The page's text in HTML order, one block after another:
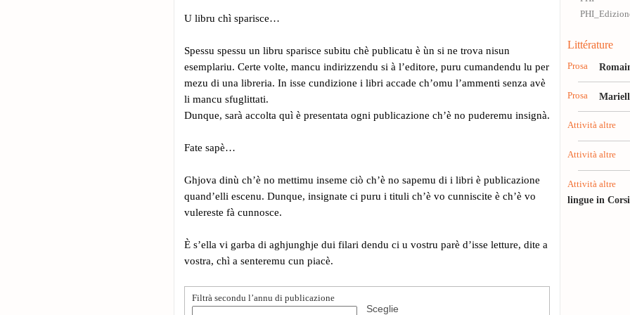
U libru chì sparisce…
Spessu spessu un libru sparisce subitu chè publicatu è ùn si ne trova nisun
esemplariu. Certe volte, mancu indirizzendu si à l’editore, puru cumandendu lu per
mezu di una libreria. In isse cundizione i libri accade ch’omu l’ammenti senza avè
li mancu sfuglittati.
Dunque, sarà accolta quì è presentata ogni publicazione ch’è no puderemu insignà.
Fate sapè…
Ghjova dinù ch’è no mettimu inseme ciò ch’è no sapemu di i libri è publicazione
quand’elli escenu. Dunque, insignate ci puru i tituli ch’è vo cunniscite è ch’è vo
vulereste fà cunnosce.
È s’ella vi garba di aghjunghje dui filari dendu ci u vostru parè d’isse letture, dite a
vostra, chì a senteremu cun piacè.
Filtrà secondu l’annu di publicazione
Littérature
Prosa
Prosa
Attività altre
Attività altre
Attività altre
lingue in